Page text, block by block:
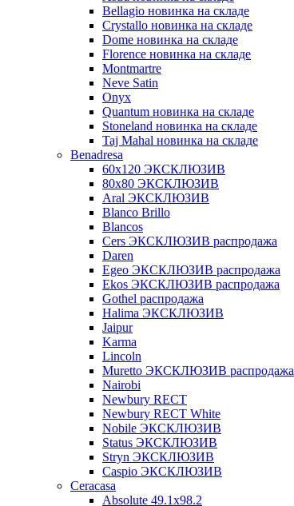
Bellagio новинка на складе
Crystallo новинка на складе
Dome новинка на складе
Florence новинка на складе
Montmartre
Neve Satin
Onyx
Quantum новинка на складе
Stoneland новинка на складе
Taj Mahal новинка на складе
Benadresa
60х120 ЭКСКЛЮЗИВ
80х80 ЭКСКЛЮЗИВ
Aral ЭКСКЛЮЗИВ
Blanco Brillo
Blancos
Cers ЭКСКЛЮЗИВ распродажа
Daren
Egeo ЭКСКЛЮЗИВ распродажа
Ekos ЭКСКЛЮЗИВ распродажа
Gothel распродажа
Halima ЭКСКЛЮЗИВ
Jaipur
Karma
Lincoln
Muretto ЭКСКЛЮЗИВ распродажа
Nairobi
Newbury RECT
Newbury RECT White
Nobile ЭКСКЛЮЗИВ
Status ЭКСКЛЮЗИВ
Stryn ЭКСКЛЮЗИВ
Сaspio ЭКСКЛЮЗИВ
Ceracasa
Absolute 49.1x98.2